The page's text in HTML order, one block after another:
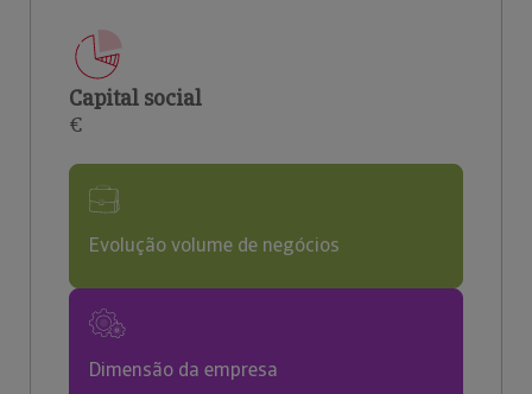
Capital social
€
Evolução volume de negócios
Dimensão da empresa